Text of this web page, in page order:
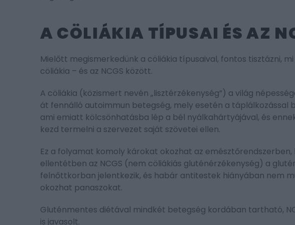
A CÖLIÁKIA TÍPUSAI ÉS AZ
Mielőtt megismerkedünk a cöliákia típusaival, fontos tisztázni,
cöliákia – és az NCGS között.
A cöliákia (közismert nevén „lisztérzékenység”) a világ
át fennálló autoimmun betegség, mely esetén a
ami emiatt kölcsönhatásba lép a bél nyálkahártyájával, és
kezd termelni a szervezet saját szövetei ellen.
Ez a folyamat komoly károkat okozhat az
ellentétben az NCGS (nem cöliákiás gluténérzékenység) a
felnőttkorban jelentkezik, és habár antitestek hiányában nem
okozhat panaszokat.
Gluténmentes diétával mindkét betegség kordában tartható,
is javasolt.